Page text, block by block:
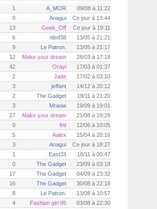
1 A_MOR
09/08 à 11:22
0 Anagui
Ce jour à 13:44
13 Geek_Off
Ce jour à 19:11
6 nbnf38
13/05 à 21:21
9 Le Patron.
13/05 à 21:17
12 Make your dream
28/03 à 17:18
42 Orayi
17/03 à 01:37
2 Jade
17/02 à 03:10
3 jeffant
14/12 à 20:12
2 The Gadget
19/11 à 21:20
3 Mraow
19/09 à 19:01
27 Make your dream
21/08 à 19:29
0 frtt
12/06 à 10:05
5 Aalex
15/04 à 20:16
3 Anagui
Ce jour à 18:27
1 East33
18/11 à 00:47
0 The Gadget
23/09 à 03:18
17 The Gadget
04/09 à 23:32
16 The Gadget
30/08 à 22:18
8 Le Patron.
13/08 à 10:57
4 Fashion girl 95
03/08 à 22:30